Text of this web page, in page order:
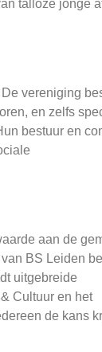
talloze jonge
vereniging
en zelfs
bestuur en
aan de
BS Leiden
uitgebreide
Cultuur en het
de kans